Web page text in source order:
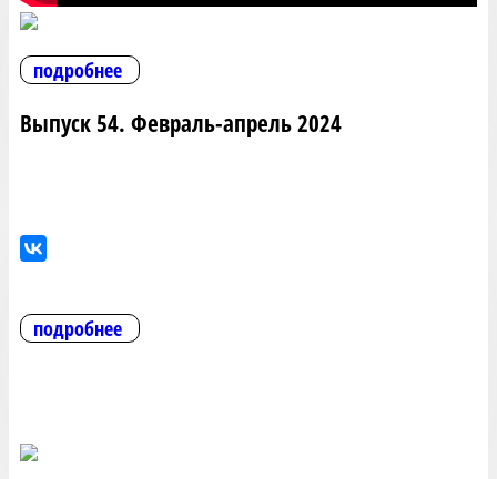
подробнее
Выпуск 54. Февраль-апрель 2024
подробнее